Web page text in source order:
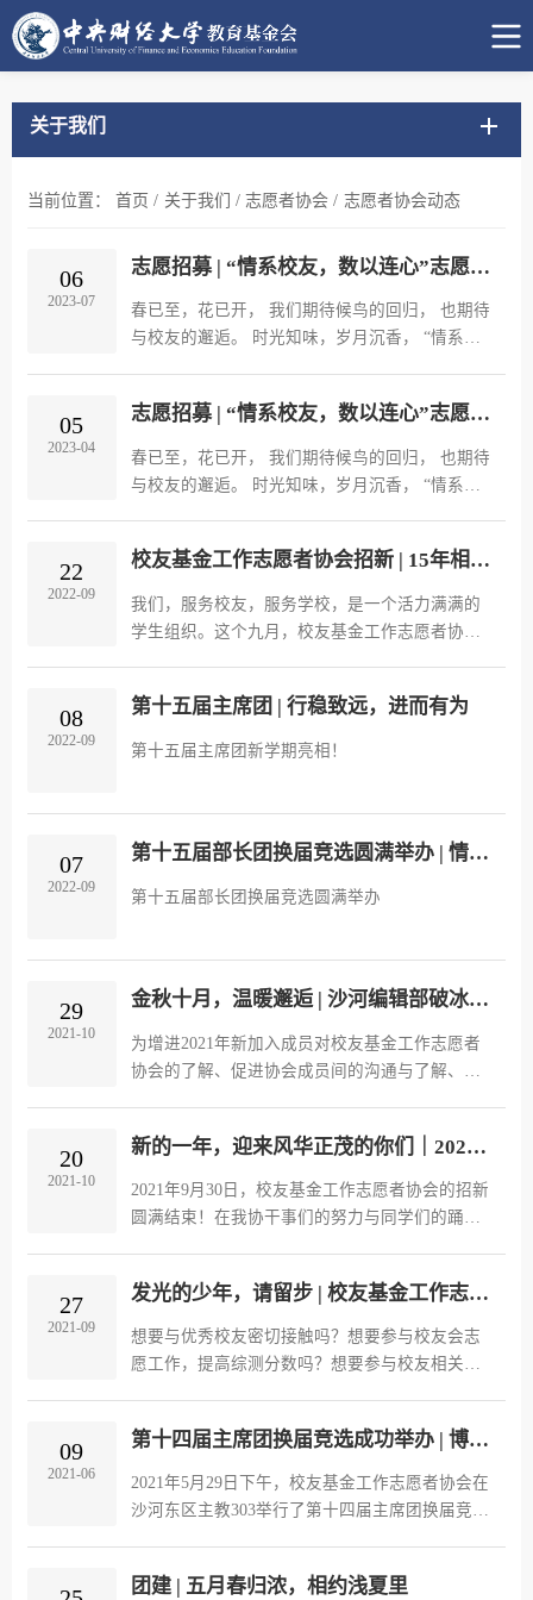
关于我们
当前位置： 首页 / 关于我们 / 志愿者协会 / 志愿者协会动态
06
2023-07
志愿招募 | “情系校友，数以连心”志愿活动招募（第五期）
春已至，花已开， 我们期待候鸟的回归， 也期待
与校友的邂逅。 时光知味，岁月沉香， “情系校
05
2023-04
志愿招募 | “情系校友，数以连心”志愿活动招募（第四期）
春已至，花已开， 我们期待候鸟的回归， 也期待
与校友的邂逅。 时光知味，岁月沉香， “情系校
22
2022-09
校友基金工作志愿者协会招新 | 15年相约，我们在这里等你！
我们，服务校友，服务学校，是一个活力满满的
学生组织。这个九月，校友基金工作志愿者协
08
2022-09
第十五届主席团 | 行稳致远，进而有为
第十五届主席团新学期亮相！
07
2022-09
第十五届部长团换届竞选圆满举办 | 情系协会，扬帆启航
第十五届部长团换届竞选圆满举办
29
2021-10
金秋十月，温暖邂逅 | 沙河编辑部破冰活动圆满举办
为增进2021年新加入成员对校友基金工作志愿者
协会的了解、促进协会成员间的沟通与了解、增
生面的破冰活动。
20
2021-10
新的一年，迎来风华正茂的你们｜2021年校友基金协会招新圆满结束
2021年9月30日，校友基金工作志愿者协会的招新
圆满结束！在我协干事们的努力与同学们的踊跃
27
2021-09
发光的少年，请留步 | 校友基金工作志愿者协会招新进行时
想要与优秀校友密切接触吗？想要参与校友会志
愿工作，提高综测分数吗？想要参与校友相关工
大战校友基金工作志愿者协会等你来！
09
2021-06
第十四届主席团换届竞选成功举办 | 博学多艺，砥砺笃行
2021年5月29日下午，校友基金工作志愿者协会在
沙河东区主教303举行了第十四届主席团换届竞选
团建 | 五月春归浓，相约浅夏里